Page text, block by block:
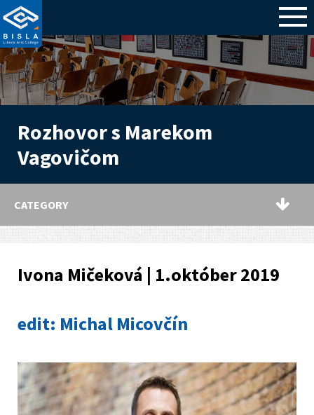
Rozhovor s Marekom
Vagovičom
CATEGORY
Ivona Mičeková | 1.október 2019
edit: Michal Micovčín